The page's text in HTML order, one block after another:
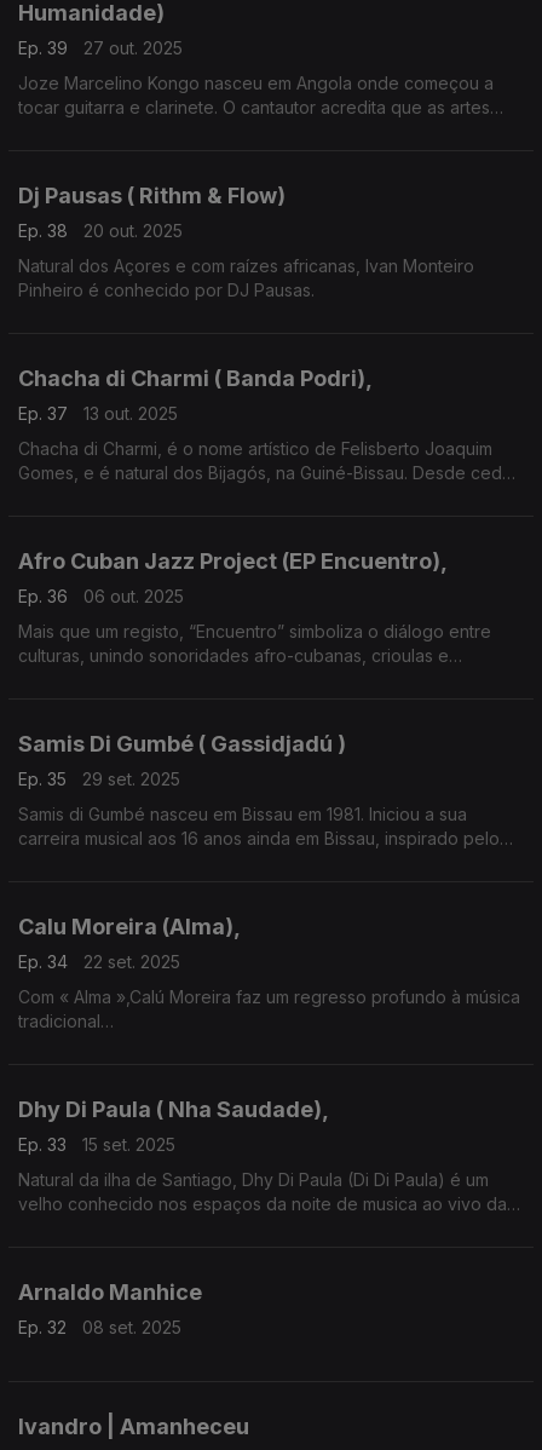
Humanidade)
Ep. 39
27 out. 2025
Joze Marcelino Kongo nasceu em Angola onde começou a
tocar guitarra e clarinete. O cantautor acredita que as artes
Dj Pausas ( Rithm & Flow)
Ep. 38
20 out. 2025
Natural dos Açores e com raízes africanas, Ivan Monteiro
Pinheiro é conhecido por DJ Pausas.
Chacha di Charmi ( Banda Podri),
Ep. 37
13 out. 2025
Chacha di Charmi, é o nome artístico de Felisberto Joaquim
Gomes, e é natural dos Bijagós, na Guiné-Bissau. Desde cedo,
Afro Cuban Jazz Project (EP Encuentro),
Ep. 36
06 out. 2025
Mais que um registo, “Encuentro” simboliza o diálogo entre
culturas, unindo sonoridades afro-cubanas, crioulas e
Samis Di Gumbé ( Gassidjadú )
Ep. 35
29 set. 2025
Samis di Gumbé nasceu em Bissau em 1981. Iniciou a sua
carreira musical aos 16 anos ainda em Bissau, inspirado pelo
Calu Moreira (Alma),
Ep. 34
22 set. 2025
Com « Alma »,Calú Moreira faz um regresso profundo à música
tradicional
Dhy Di Paula ( Nha Saudade),
Ep. 33
15 set. 2025
Natural da ilha de Santiago, Dhy Di Paula (Di Di Paula) é um
velho conhecido nos espaços da noite de musica ao vivo da
Arnaldo Manhice
Ep. 32 08 set. 2025
Ivandro | Amanheceu